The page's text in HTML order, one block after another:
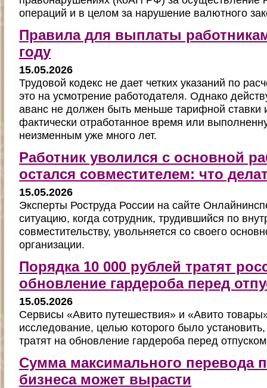
операций и в целом за нарушение валютного
Правила для выплаты
году
15.05.2026
Трудовой кодекс не дает четких указаний по
это на усмотрение работодателя. Однако
аванс не должен быть меньше тарифной ставки
фактически отработанное время или
неизменным уже много лет.
Работник уволился с основной
остался совместителем: что
15.05.2026
Эксперты Роструда России на сайте
ситуацию, когда сотрудник, трудившийся по
совместительству, увольняется со своего
организации.
Порядка 10 000 рублей тратят
обновление гардероба перед
15.05.2026
Сервисы «Авито путешествия» и «Авито
исследование, целью которого было
тратят на обновление гардероба перед
Сумма максимального перевода
бизнеса может вырасти